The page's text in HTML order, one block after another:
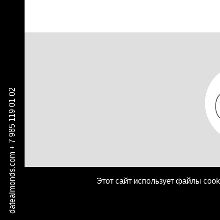
datealmonds.com
+ 7 985 119 01 02
Этот сайт использует файлы